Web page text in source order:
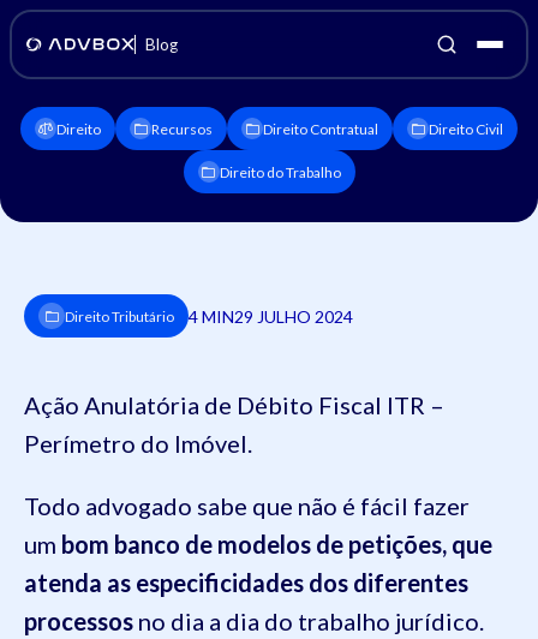
Blog
Direito Recursos Direito Contratual Direito Civil
Direito do Trabalho
Direito Tributário 4 MIN29 JULHO 2024
Ação Anulatória de Débito Fiscal ITR –
Perímetro do Imóvel.
Todo advogado sabe que não é fácil fazer
um bom banco de modelos de petições, que
atenda as especificidades dos diferentes
processos no dia a dia do trabalho jurídico.